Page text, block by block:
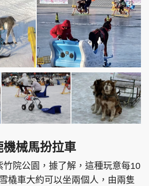
械馬扮拉車
竹院公園，據了解，這種玩意每10
橇車大約可以坐兩個人，由兩隻